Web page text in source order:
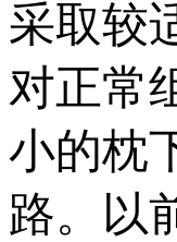
采取较
对正常
小的枕
路。以